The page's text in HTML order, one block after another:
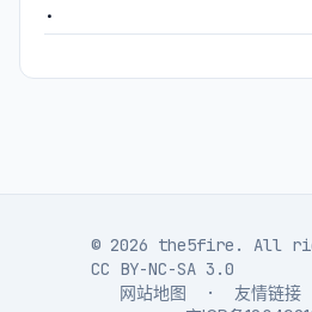
.
© 2026 the5fire. All
CC BY-NC-SA 3.0
网站地图 · 友情链接